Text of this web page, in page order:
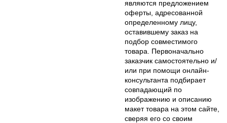
являются предложением
оферты, адресованной
определенному лицу,
оставившему заказ на
подбор совместимого
товара. Первоначально
заказчик самостоятельно и/
или при помощи онлайн-
консультанта подбирает
совпадающий по
изображению и описанию
макет товара на этом сайте,
сверяя его со своим